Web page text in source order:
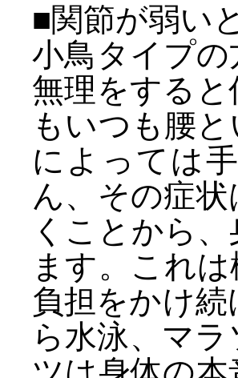
■関節が弱い
小鳥タイプ
無理をする
もいつも腰
によっては
ん、その症
くことから
ます。これ
負担をかけ
ら水泳、マ